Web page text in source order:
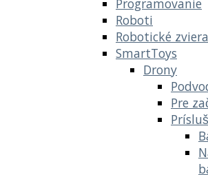
Roboti
Robotické
SmartToys
Drony
Pre